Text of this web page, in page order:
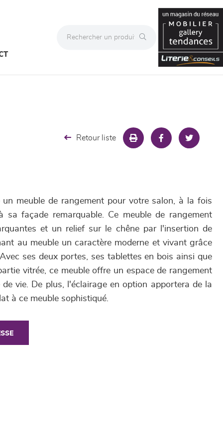
Retour liste
un meuble de rangement pour votre salon, à la fois
sa façade remarquable. Ce meuble de rangement
et un relief sur le chêne par l'insertion de
au meuble un caractère moderne et vivant grâce
ses deux portes, ses tablettes en bois ainsi que
vitrée, ce meuble offre un espace de rangement
vie. De plus, l'éclairage en option apportera de la
à ce meuble sophistiqué.